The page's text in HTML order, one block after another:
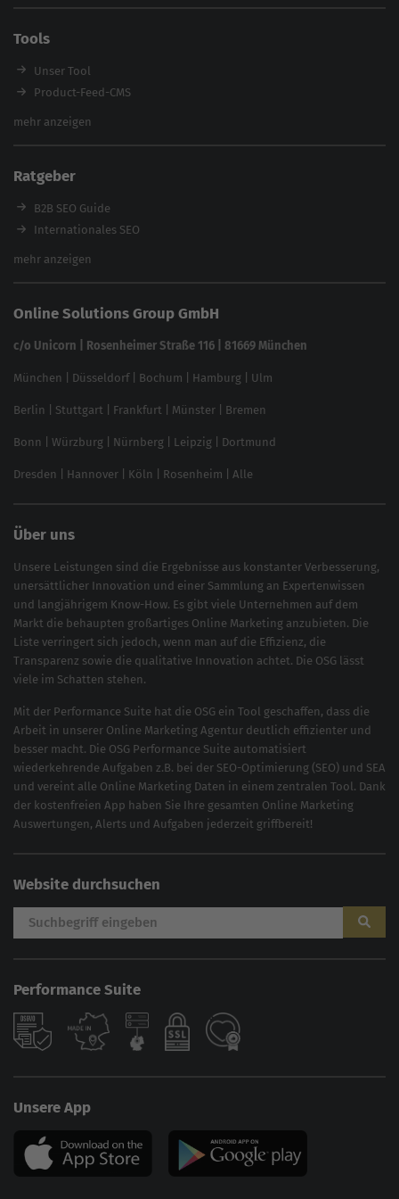
Enterprise SEO Agentur
Workshops
Tools
Unser Tool
Product-Feed-CMS
Website Analyse
Backlink-Check
Ladezeiten-Check
Brand Protection Tool
Website SEO Check
feed2content.ai
mehr anzeigen
Ratgeber
B2B SEO Guide
Internationales SEO
eCommerce SEO
In ChatGPT gefunden werden
Linkbuilding 2025
Local SEO
SEO für Online Shops
Brand Monitoring 2025
mehr anzeigen
Online Solutions Group GmbH
c/o Unicorn | Rosenheimer Straße 116 | 81669 München
München Düsseldorf| Bochum Hamburg Ulm
Berlin Stuttgart Frankfurt Münster Bremen
Bonn Würzburg Nürnberg Leipzig Dortmund
Dresden Hannover Köln Rosenheim Alle
Über uns
Unsere Leistungen sind die Ergebnisse aus konstanter Verbesserung,
unersättlicher Innovation und einer Sammlung an Expertenwissen
und langjährigem Know-How. Es gibt viele Unternehmen auf dem
Markt die behaupten großartiges Online Marketing anzubieten. Die
Liste verringert sich jedoch, wenn man auf die Effizienz, die
Transparenz sowie die qualitative Innovation achtet. Die OSG lässt
viele im Schatten stehen.
Mit der Performance Suite hat die OSG ein Tool geschaffen, dass die
Arbeit in unserer Online Marketing Agentur deutlich effizienter und
besser macht. Die OSG Performance Suite automatisiert
wiederkehrende Aufgaben z.B. bei der SEO-Optimierung (SEO) und SEA
und vereint alle Online Marketing Daten in einem zentralen Tool. Dank
der kostenfreien App haben Sie Ihre gesamten Online Marketing
Auswertungen, Alerts und Aufgaben jederzeit griffbereit!
Website durchsuchen
Performance Suite
Unsere App